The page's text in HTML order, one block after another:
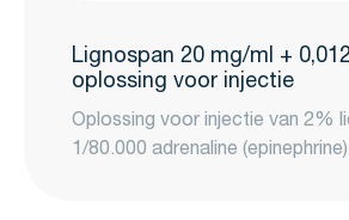
Lignospan 20 mg/ml +
oplossing voor injectie
Oplossing voor injectie van 2%
1/80.000 adrenaline (epinephrine)